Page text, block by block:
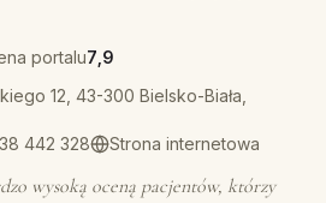
portalu7,9
12, 43-300 Bielsko-Biała,
442 328 Strona internetowa
wysoką oceną pacjentów, którzy